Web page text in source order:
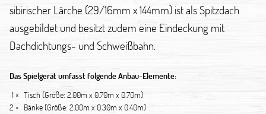
sibirischer Lärche (29/16mm x 144mm) ist als Spitzdach
ausgebildet und besitzt zudem eine Eindeckung mit
Dachdichtungs- und Schweißbahn.
Das Spielgerät umfasst folgende Anbau-Elemente:
1 × Tisch (Größe: 2.00m x 0.70m x 0.70m)
2 × Bänke (Größe: 2.00m x 0.30m x 0.40m)